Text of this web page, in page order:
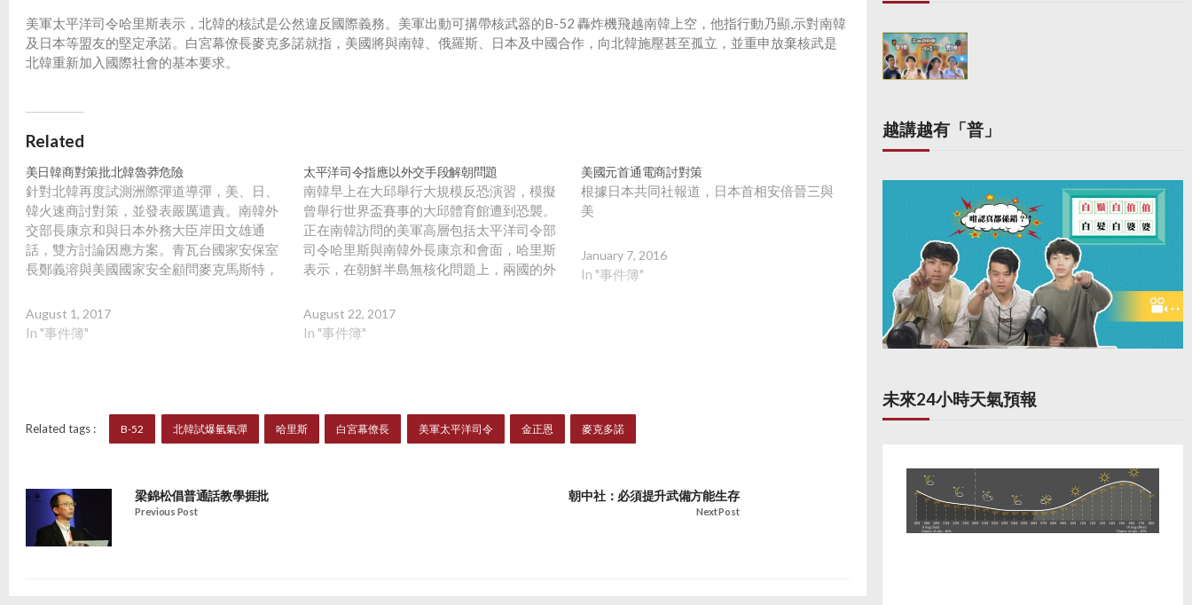
美軍太平洋司令哈里斯表示，北韓的核試是公然違反國際義務。美軍出動可搆帶核武器的B-52 轟炸機飛越南韓上空，他指行動乃顯,示對南韓
及日本等盟友的堅定承諾。白宮幕僚長麥克多諾就指，美國將與南韓、俄羅斯、日本及中國合作，向北韓施壓甚至孤立，並重申放棄核武是
北韓重新加入國際社會的基本要求。
Related
美日韓商對策批北韓魯莽危險
針對北韓再度試測洲際彈道導彈，美、日、
韓火速商討對策，並發表嚴厲遣責。南韓外
交部長康京和與日本外務大臣岸田文雄通
話，雙方討論因應方案。青瓦台國家安保室
長鄭義溶與美國國家安全顧問麥克馬斯特，
Dunford 協同太平洋艦隊司令哈里斯也跟南
韓聯合參謀本部議長李淳鎮通話，討論美韓
保本土安全，也保護在該地區的盟友。國務
卿堤勒森特別提到，北韓這次飛彈試射「是
地區和全球穩定的威脅，負有獨特和特殊的
責任」。
August 1, 2017
In "事件簿"
太平洋司令指應以外交手段解朝問題
南韓早上在大邱舉行大規模反恐演習，模擬
曾舉行世界盃賽事的大邱體育館遭到恐襲。
正在南韓訪問的美軍高層包括太平洋司令部
司令哈里斯與南韓外長康京和會面，哈里斯
表示，在朝鮮半島無核化問題上，兩國的外
交手段為主導，軍事手段為輔助。他又說，
「我們希望並致力對金正恩提出的挑戰找出
下，無人可以保證演習不會變成真正的軍事
行動。他指，北韓視軍演為美國發起的軍事
August 22, 2017
In "事件簿"
美國元首通電商討對策
根據日本共同社報道，日本首相安倍晉三與
美
January 7, 2016
In "事件簿"
Related tags : B-52 北韓試爆氫氣彈 哈里斯 白宮幕僚長 美軍太平洋司令 金正恩 麥克多諾
梁錦松倡普通話教學捱批
Previous Post
朝中社：必須提升武備方能生存
Next Post
越講越有「普」
未來24小時天氣預報